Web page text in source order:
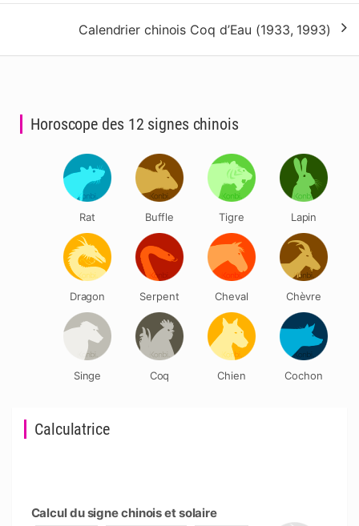
Calendrier chinois Coq d’Eau (1933, 1993)
Calculatrice
Calcul du signe chinois et solaire
Horoscope des 12 signes chinois
Rat Buffle Tigre Lapin
Dragon Serpent Cheval Chèvre
Singe Coq Chien Cochon